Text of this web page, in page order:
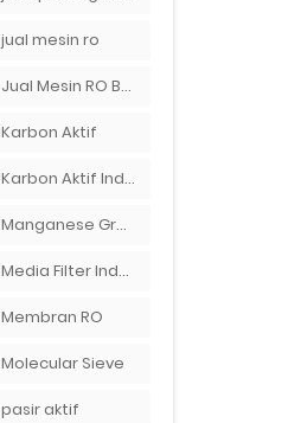
jual mesin ro
Jual Mesin RO Bekas di Medan
Karbon Aktif
Karbon Aktif Indonesia
Manganese Greensand Plus
Media Filter Indonesia
Membran RO
Molecular Sieve
pasir aktif